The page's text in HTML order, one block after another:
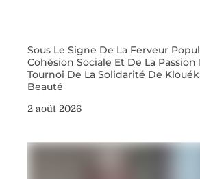
Sous Le Signe De La Ferveur
Cohésion Sociale Et De La
Tournoi De La Solidarité De
Beauté
2 août 2026